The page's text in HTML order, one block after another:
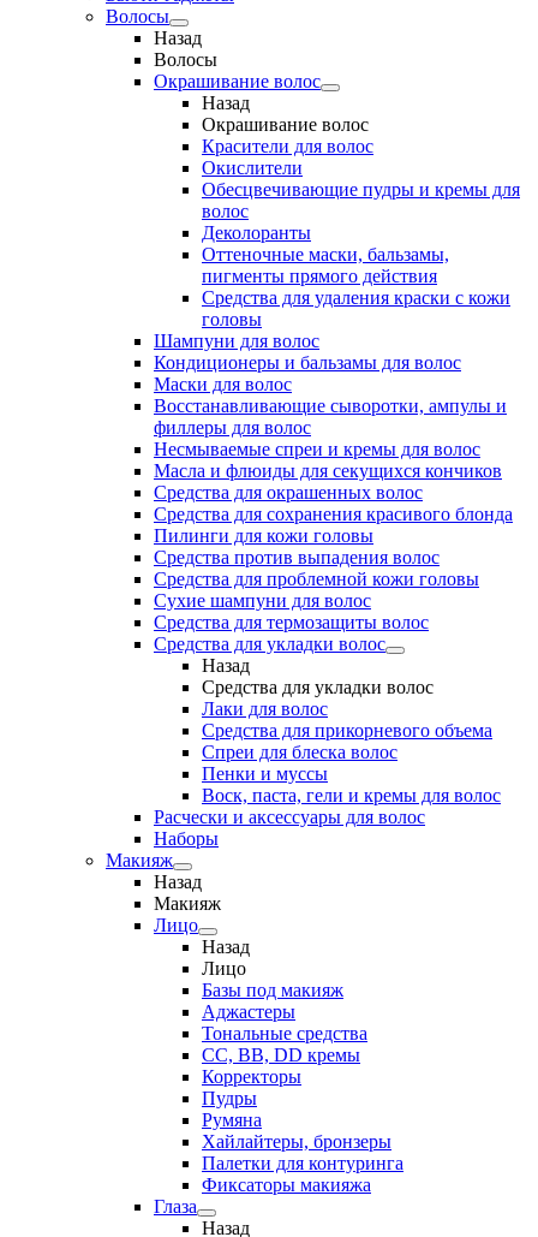
Волосы
Назад
Волосы
Окрашивание волос
Назад
Окрашивание волос
Красители для волос
Окислители
Обесцвечивающие пудры и кремы для
волос
Деколоранты
Оттеночные маски, бальзамы,
пигменты прямого действия
Средства для удаления краски с кожи
головы
Шампуни для волос
Кондиционеры и бальзамы для волос
Маски для волос
Восстанавливающие сыворотки, ампулы и
филлеры для волос
Несмываемые спреи и кремы для волос
Масла и флюиды для секущихся кончиков
Средства для окрашенных волос
Средства для сохранения красивого блонда
Пилинги для кожи головы
Средства против выпадения волос
Средства для проблемной кожи головы
Сухие шампуни для волос
Средства для термозащиты волос
Средства для укладки волос
Назад
Средства для укладки волос
Лаки для волос
Средства для прикорневого объема
Спреи для блеска волос
Пенки и муссы
Воск, паста, гели и кремы для волос
Расчески и аксессуары для волос
Наборы
Макияж
Назад
Макияж
Лицо
Назад
Лицо
Базы под макияж
Аджастеры
Тональные средства
CC, BB, DD кремы
Корректоры
Пудры
Румяна
Хайлайтеры, бронзеры
Палетки для контуринга
Фиксаторы макияжа
Глаза
Назад